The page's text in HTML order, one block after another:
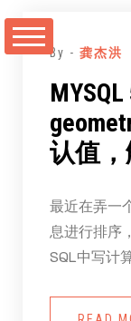
至
By - 龚杰洪
认值
最近在弄一
息进行排序
SQL中写计